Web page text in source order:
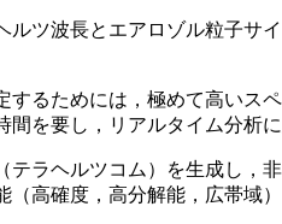
ツ波長とエアロゾル粒子サ
るためには，極めて高いス
を要し，リアルタイム分析
ラヘルツコム）を生成し，
高確度，高分解能，広帯域